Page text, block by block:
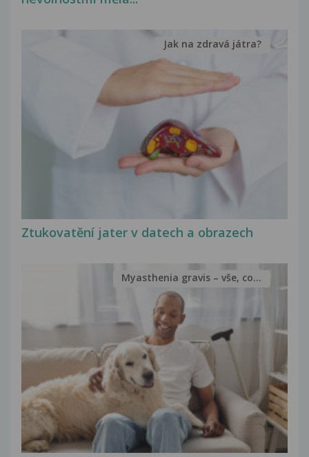
Ztukovatění jater v datech a obrazech
Jak na zdravá játra?
Myasthenia gravis – vše, co...